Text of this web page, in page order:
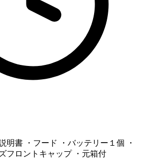
明書 ・フード ・バッテリー１個 ・
フロントキャップ ・元箱付